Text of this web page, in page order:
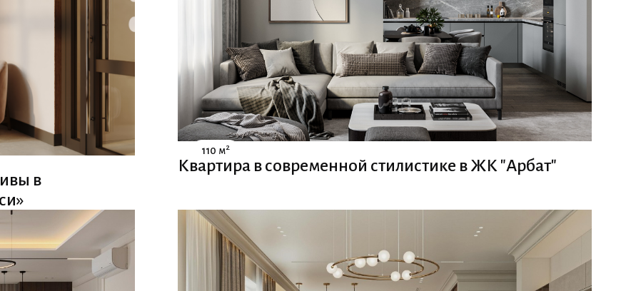
в
110 м2
Квартира в современной стилистике в ЖК "Арбат"